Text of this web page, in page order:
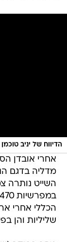
הדיווח של יניב
אחרי אובדן
מדליה בדגם
השייט נותרה
שליליות והן בפיגור 10 נקודות